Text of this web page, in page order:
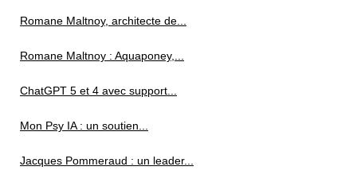
Romane Maltnoy, architecte de...
Romane Maltnoy : Aquaponey,...
ChatGPT 5 et 4 avec support...
Mon Psy IA : un soutien...
Jacques Pommeraud : un leader...